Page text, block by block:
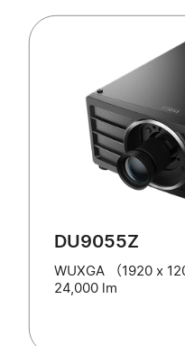
DU9055Z
WUXGA （1920 x
24,000 lm